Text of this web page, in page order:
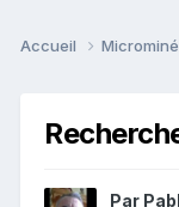
Accueil
Par